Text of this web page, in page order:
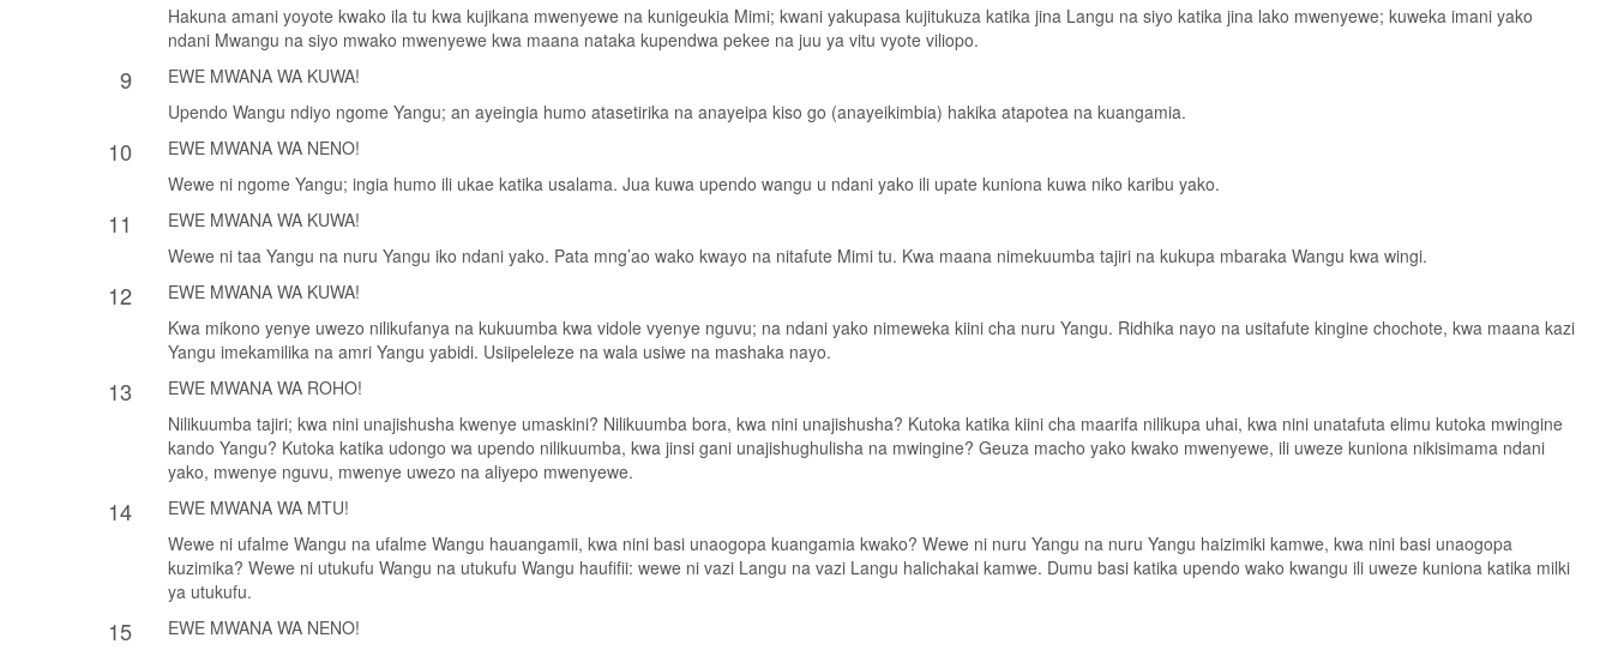
Hakuna amani yoyote kwako ila tu kwa kujikana mwenyewe na kunigeukia Mimi; kwani yakupasa kujitukuza katika jina Langu na siyo katika jina lako mwenyewe; kuweka imani yako
ndani Mwangu na siyo mwako mwenyewe kwa maana nataka kupendwa pekee na juu ya vitu vyote viliopo.
9
EWE MWANA WA KUWA!
Upendo Wangu ndiyo ngome Yangu; an­ ayeingia humo atasetirika na anayeipa kiso­ go (anayeikimbia) hakika atapotea na kuangamia.
10
EWE MWANA WA NENO!
Wewe ni ngome Yangu; ingia humo ili ukae katika usalama. Jua kuwa upendo wangu u ndani yako ili upate kuniona kuwa niko karibu yako.
11
EWE MWANA WA KUWA!
Wewe ni taa Yangu na nuru Yangu iko ndani yako. Pata mng’ao wako kwayo na nitafute Mimi tu. Kwa maana nimekuumba tajiri na kukupa mbaraka Wangu kwa wingi.
12
EWE MWANA WA KUWA!
Kwa mikono yenye uwezo nilikufanya na kukuumba kwa vidole vyenye nguvu; na ndani yako nimeweka kiini cha nuru Yangu. Ridhika nayo na usitafute kingine chochote, kwa maana kazi
Yangu imekamilika na amri Yangu yabidi. Usiipeleleze na wala usiwe na mashaka nayo.
13
EWE MWANA WA ROHO!
Nilikuumba tajiri; kwa nini unajishusha kwenye umaskini? Nilikuumba bora, kwa nini unajishusha? Kutoka katika kiini cha maarifa nilikupa uhai, kwa nini unatafuta elimu kutoka mwingine
kando Yangu? Kutoka katika udongo wa upendo nilikuumba, kwa jinsi gani unajishughulisha na mwingine? Geuza macho yako kwako mwenyewe, ili uweze kuniona nikisimama ndani
yako, mwenye nguvu, mwenye uwezo na aliyepo mwenyewe.
14
EWE MWANA WA MTU!
Wewe ni ufalme Wangu na ufalme Wangu hauangamii, kwa nini basi unaogopa kuangamia kwako? Wewe ni nuru Yangu na nuru Yangu haizimiki kamwe, kwa nini basi unaogopa
kuzimika? Wewe ni utukufu Wangu na utukufu Wangu haufifii: wewe ni vazi Langu na vazi Langu halichakai kamwe. Dumu basi katika upendo wako kwangu ili uweze kuniona katika milki
ya utukufu.
15
EWE MWANA WA NENO!